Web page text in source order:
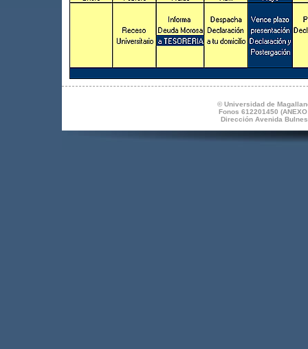
© Universidad de
Fonos 612201450
Dirección Avenida